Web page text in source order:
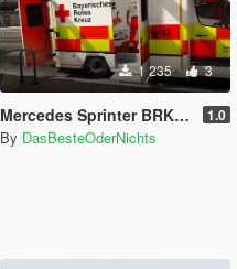
1 235 3
Mercedes Sprinter BRK RTW Paintjob [ELS] 1.0
By DasBesteOderNichts